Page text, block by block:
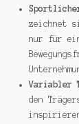
zeichnet
nur für
Variabler
den